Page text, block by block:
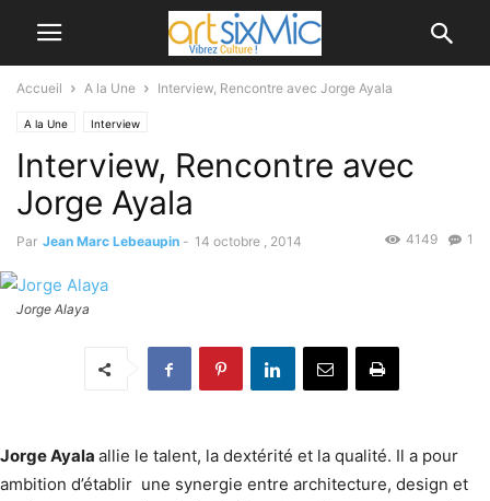
Accueil A la Une Interview, Rencontre avec Jorge Ayala
A la Une Interview
Interview, Rencontre avec
Jorge Ayala
Par Jean Marc Lebeaupin - 14 octobre , 2014 1
4149
Jorge Alaya
Jorge Ayala allie le talent, la dextérité et la qualité. Il a pour
ambition d’établir une synergie entre architecture, design et